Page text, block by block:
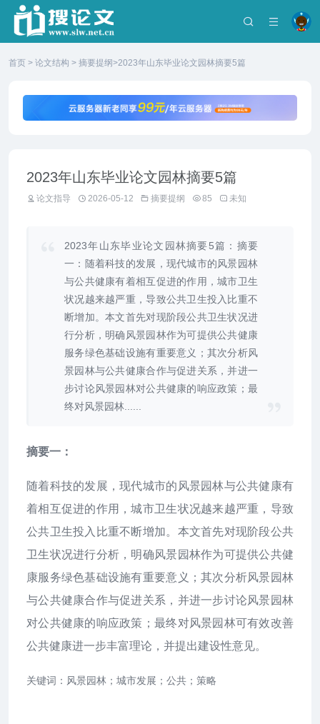
首页 > 论文结构 > 摘要提纲>2023年山东毕业论文园林摘要5篇
2023年山东毕业论文园林摘要5篇
论文指导 2026-05-12 摘要提纲 85 未知
2023年山东毕业论文园林摘要5篇：摘要
一：随着科技的发展，现代城市的风景园林
与公共健康有着相互促进的作用，城市卫生
状况越来越严重，导致公共卫生投入比重不
断增加。本文首先对现阶段公共卫生状况进
行分析，明确风景园林作为可提供公共健康
服务绿色基础设施有重要意义；其次分析风
景园林与公共健康合作与促进关系，并进一
步讨论风景园林对公共健康的响应政策；最
终对风景园林......
摘要一：
随着科技的发展，现代城市的风景园林与公共健康有
着相互促进的作用，城市卫生状况越来越严重，导致
公共卫生投入比重不断增加。本文首先对现阶段公共
卫生状况进行分析，明确风景园林作为可提供公共健
康服务绿色基础设施有重要意义；其次分析风景园林
与公共健康合作与促进关系，并进一步讨论风景园林
对公共健康的响应政策；最终对风景园林可有效改善
公共健康进一步丰富理论，并提出建设性意见。
关键词：风景园林；城市发展；公共；策略